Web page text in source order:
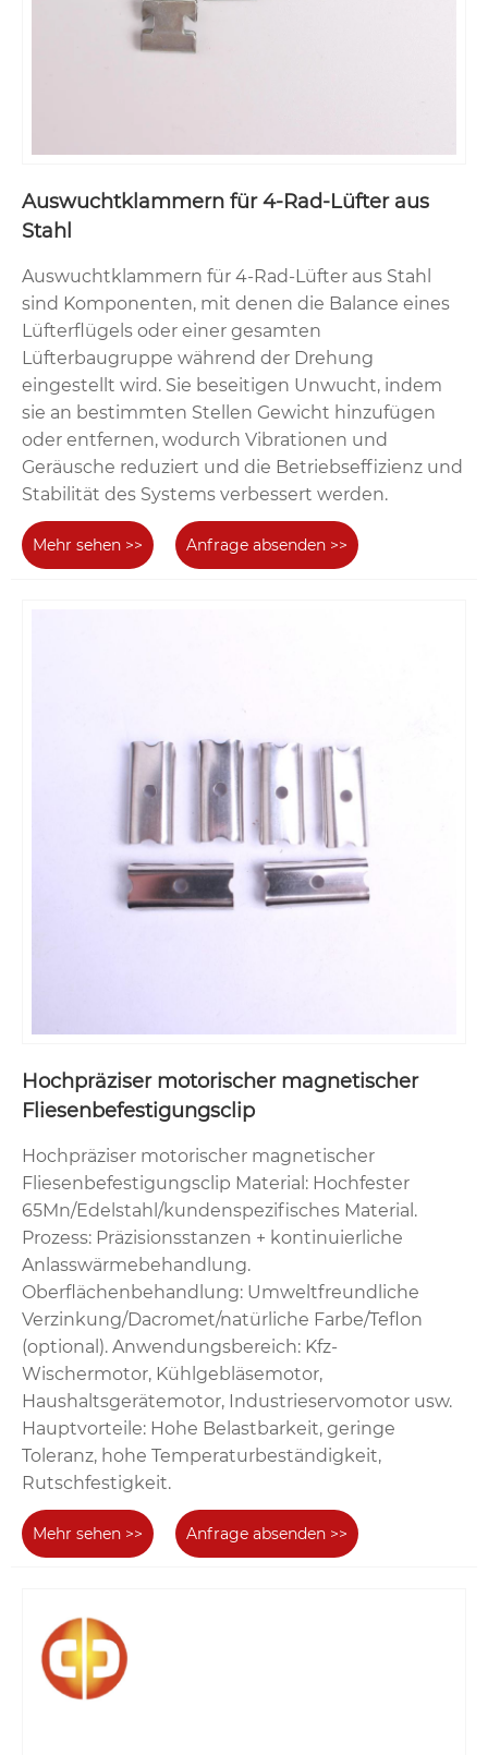
Auswuchtklammern für 4-Rad-Lüfter aus
Stahl
Auswuchtklammern für 4-Rad-Lüfter aus Stahl
sind Komponenten, mit denen die Balance eines
Lüfterflügels oder einer gesamten
Lüfterbaugruppe während der Drehung
eingestellt wird. Sie beseitigen Unwucht, indem
sie an bestimmten Stellen Gewicht hinzufügen
oder entfernen, wodurch Vibrationen und
Geräusche reduziert und die Betriebseffizienz und
Stabilität des Systems verbessert werden.
Mehr sehen >> Anfrage absenden >>
Hochpräziser motorischer magnetischer
Fliesenbefestigungsclip
Hochpräziser motorischer magnetischer
Fliesenbefestigungsclip Material: Hochfester
65Mn/Edelstahl/kundenspezifisches Material.
Prozess: Präzisionsstanzen + kontinuierliche
Anlasswärmebehandlung.
Oberflächenbehandlung: Umweltfreundliche
Verzinkung/Dacromet/natürliche Farbe/Teflon
(optional). Anwendungsbereich: Kfz-
Wischermotor, Kühlgebläsemotor,
Haushaltsgerätemotor, Industrieservomotor usw.
Hauptvorteile: Hohe Belastbarkeit, geringe
Toleranz, hohe Temperaturbeständigkeit,
Rutschfestigkeit.
Mehr sehen >> Anfrage absenden >>